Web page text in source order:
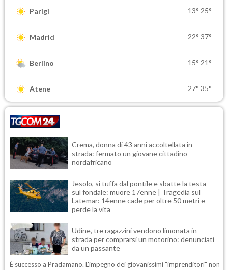
Parigi 13° 25°
Madrid 22° 37°
Berlino 15° 21°
Atene 27° 35°
Crema, donna di 43 anni accoltellata in
strada: fermato un giovane cittadino
nordafricano
Jesolo, si tuffa dal pontile e sbatte la testa
sul fondale: muore 17enne | Tragedia sul
Latemar: 14enne cade per oltre 50 metri e
perde la vita
Udine, tre ragazzini vendono limonata in
strada per comprarsi un motorino: denunciati
da un passante
È successo a Pradamano. L'impegno dei giovanissimi "imprenditori" non